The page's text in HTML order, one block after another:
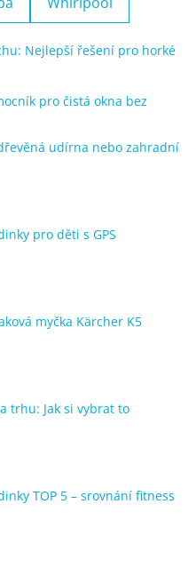
Nejlepší řešení pro horké
pro čistá okna bez
udírna nebo zahradní
pro děti s GPS
myčka Kärcher K5
trhu: Jak si vybrat to
TOP 5 – srovnání fitness